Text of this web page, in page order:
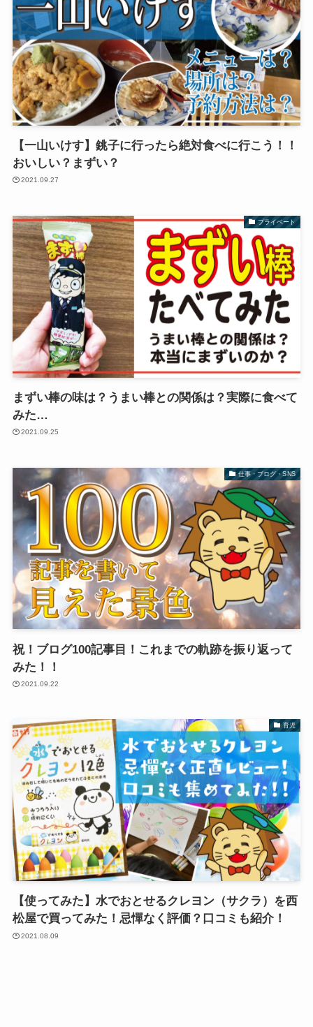
【一山いけす】銚子に行ったら絶対食べに行こう！！
おいしい？まずい？
2021.09.27
プライベート
まずい棒の味は？うまい棒との関係は？実際に食べて
みた…
2021.09.25
仕事・ブログ・SNS
祝！ブログ100記事目！これまでの軌跡を振り返って
みた！！
2021.09.22
育児
【使ってみた】水でおとせるクレヨン（サクラ）を西
松屋で買ってみた！忌憚なく評価？口コミも紹介！
2021.08.09